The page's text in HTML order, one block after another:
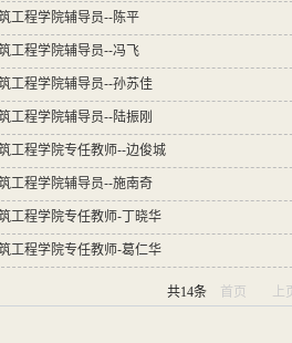
工程学院辅导员--陈平
工程学院辅导员--冯飞
工程学院辅导员--孙苏佳
工程学院辅导员--陆振刚
工程学院专任教师--边俊城
工程学院辅导员--施南奇
工程学院专任教师-丁晓华
工程学院专任教师-葛仁华
共14条 首页 上